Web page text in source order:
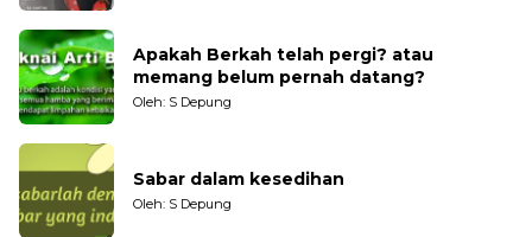
Apakah Berkah telah pergi? atau
memang belum pernah datang?
Oleh: S Depung
Sabar dalam kesedihan
Oleh: S Depung